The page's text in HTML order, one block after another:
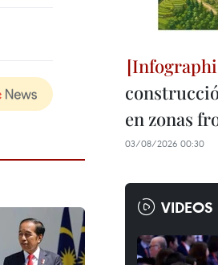
en zonas
03/08/2026 00:30
VIDEOS